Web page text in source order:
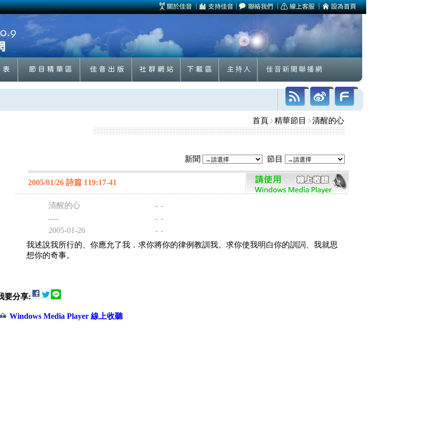
首頁 精華節目 清醒的心
新聞 節目
2005/01/26 詩篇 119:17-41
清醒的心 - -
----
- -
2005-01-26
- -
我述說我所行的、你應允了我．求你將你的律例教訓我。求你使我明白你的訓詞、我就思
想你的奇事。
要分享:
Windows Media Player 線上收聽